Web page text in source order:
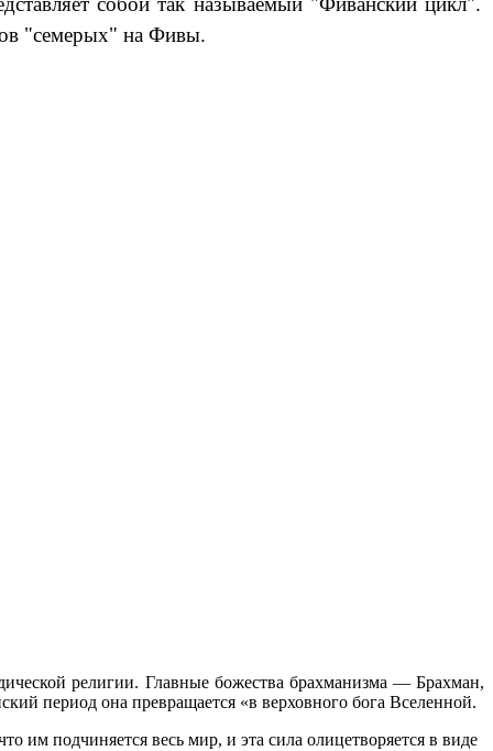
"семерых" на Фивы.
религии. Главные божества брахманизма — Брахман,
период она превращается «в верховного бога Вселенной.
им подчиняется весь мир, и эта сила олицетворяется в виде